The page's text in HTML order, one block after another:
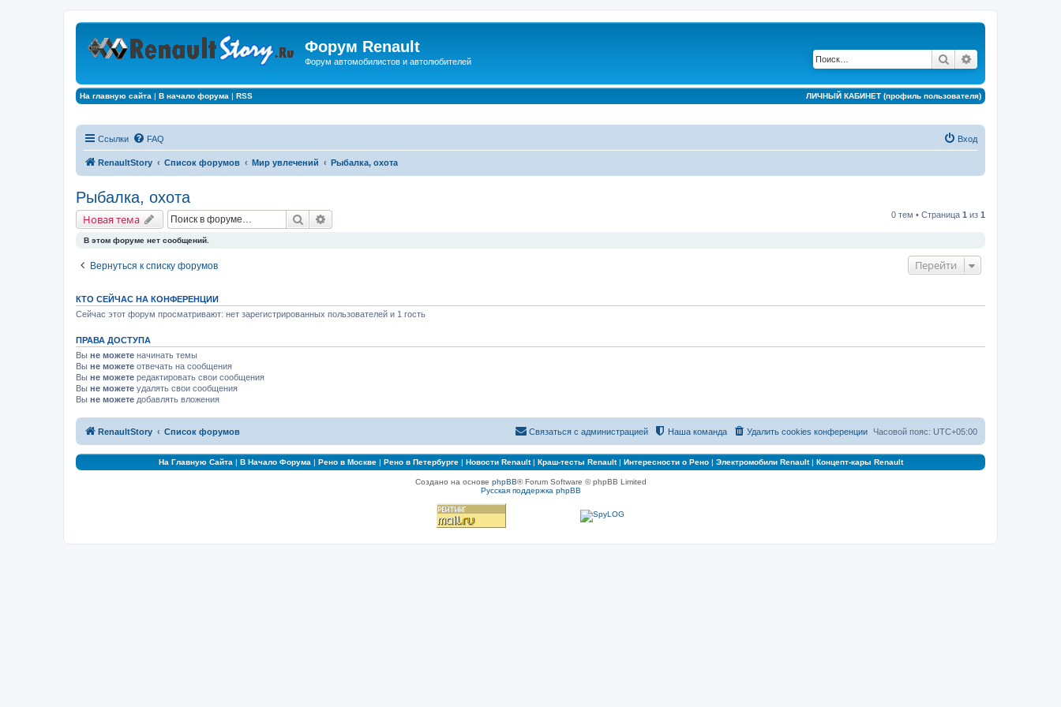
Форум Renault
Форум автомобилистов и автолюбителей Поиск
На главную сайта | В начало форума | RSS ЛИЧНЫЙ КАБИНЕТ (профиль пользователя)
Ссылки FAQ Вход
RenaultStory Список форумов Мир увлечений Рыбалка, охота
Рыбалка, охота
Новая тема Поиск 0 тем • Страница 1 из 1
В этом форуме нет сообщений.
Вернуться к списку форумов Перейти
КТО СЕЙЧАС НА КОНФЕРЕНЦИИ
Сейчас этот форум просматривают: нет зарегистрированных пользователей и 1 гость
ПРАВА ДОСТУПА
Вы не можете начинать темы
Вы не можете отвечать на сообщения
Вы не можете редактировать свои сообщения
Вы не можете удалять свои сообщения
Вы не можете добавлять вложения
RenaultStory Список форумов Часовой пояс: UTC+05:00
Удалить cookies конференции
Наша команда
Связаться с администрацией
На Главную Сайта | В Начало Форума | Рено в Москве| Рено в Петербурге| Новости Renault| Краш-тесты Renault| Интересности о Рено| Электромобили Renault| Концепт-кары Renault
Создано на основе phpBB® Forum Software © phpBB Limited
Русская поддержка phpBB